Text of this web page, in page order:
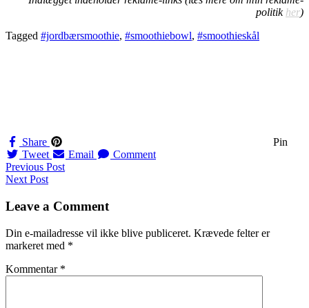
politik her)
Tagged #jordbærsmoothie, #smoothiebowl, #smoothieskål
Share
Pin
Tweet
Email Comment
Navigation
til
indlæg
Previous Post
Next Post
Leave a Comment
Din e-mailadresse vil ikke blive publiceret. Krævede felter er
markeret med *
Kommentar *